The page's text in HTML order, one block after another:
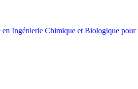
Ingénierie Chimique et Biologique pour